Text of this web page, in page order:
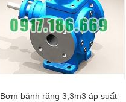
Bơm bánh răng 3,3m3 áp suất